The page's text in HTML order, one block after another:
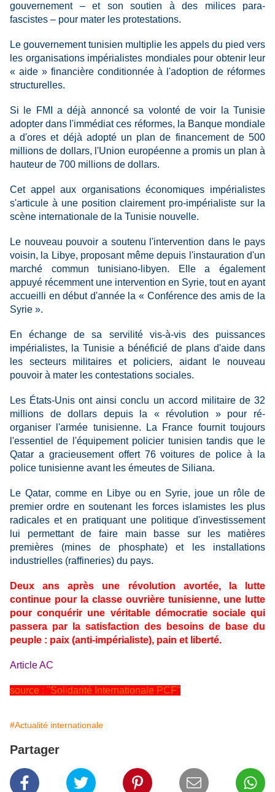
gouvernement – et son soutien à des milices para-
fascistes – pour mater les protestations.
Le gouvernement tunisien multiplie les appels du pied vers
les organisations impérialistes mondiales pour obtenir leur
« aide » financière conditionnée à l'adoption de réformes
structurelles.
Si le FMI a déjà annoncé sa volonté de voir la Tunisie
adopter dans l'immédiat ces réformes, la Banque mondiale
a d'ores et déjà adopté un plan de financement de 500
millions de dollars, l'Union européenne a promis un plan à
hauteur de 700 millions de dollars.
Cet appel aux organisations économiques impérialistes
s'articule à une position clairement pro-impérialiste sur la
scène internationale de la Tunisie nouvelle.
Le nouveau pouvoir a soutenu l'intervention dans le pays
voisin, la Libye, proposant même depuis l'instauration d'un
marché commun tunisiano-libyen. Elle a également
appuyé récemment une intervention en Syrie, tout en ayant
accueilli en début d'année la « Conférence des amis de la
Syrie ».
En échange de sa servilité vis-à-vis des puissances
impérialistes, la Tunisie a bénéficié de plans d'aide dans
les secteurs militaires et policiers, aidant le nouveau
pouvoir à mater les contestations sociales.
Les États-Unis ont ainsi conclu un accord militaire de 32
millions de dollars depuis la « révolution » pour ré-
organiser l'armée tunisienne. La France fournit toujours
l'essentiel de l'équipement policier tunisien tandis que le
Qatar a gracieusement offert 76 voitures de police à la
police tunisienne avant les émeutes de Siliana.
Le Qatar, comme en Libye ou en Syrie, joue un rôle de
premier ordre en soutenant les forces islamistes les plus
radicales et en pratiquant une politique d'investissement
lui permettant de faire main basse sur les matières
premières (mines de phosphate) et les installations
industrielles (raffineries) du pays.
Deux ans après une révolution avortée, la lutte
continue pour la classe ouvrière tunisienne, une lutte
pour conquérir une véritable démocratie sociale qui
passera par la satisfaction des besoins de base du
peuple : paix (anti-impérialiste), pain et liberté.
Article AC
source : "Solidarité Internationale PCF"
#Actualité internationale
Partager